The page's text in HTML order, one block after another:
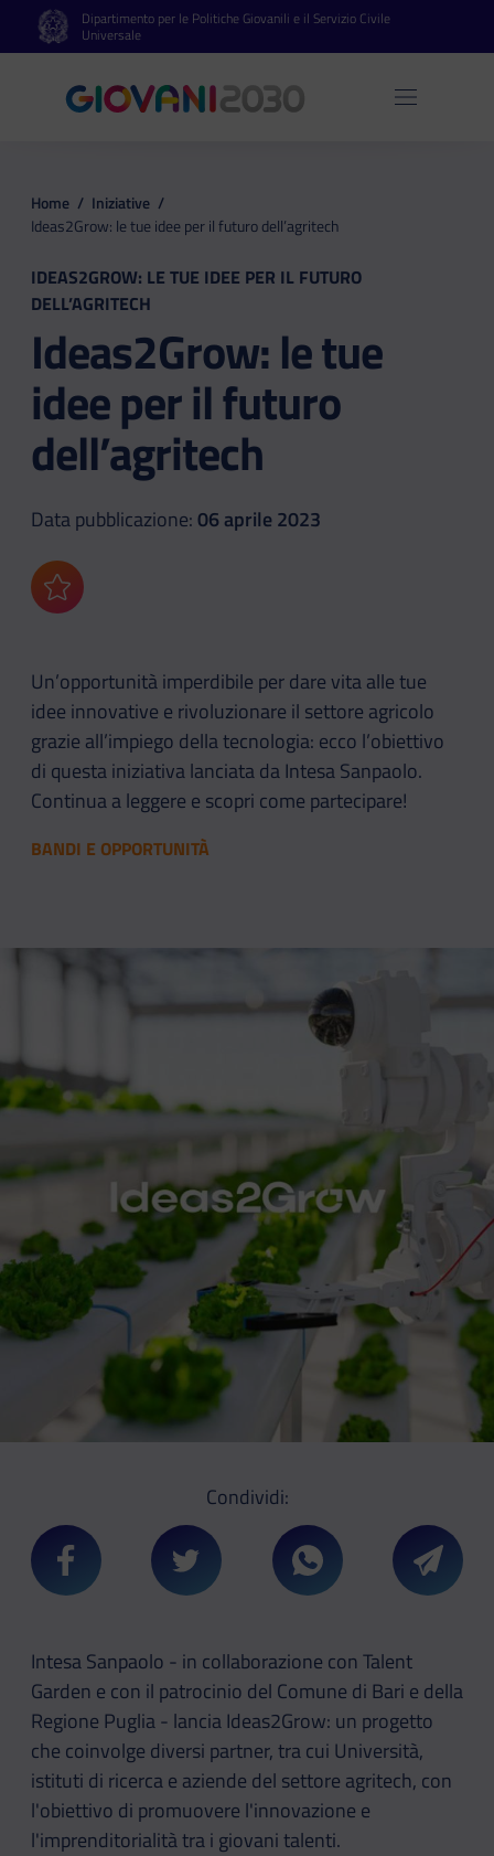
Vai al contenuto principale
Vai al footerDipartimento per le Politiche Giovanili e il Servizio Civile
Universale
Apri
Home / Iniziative /
Ideas2Grow: le tue idee per il futuro dell’agritech
IDEAS2GROW: LE TUE IDEE PER IL FUTURO
DELL’AGRITECH
Ideas2Grow: le tue
idee per il futuro
dell’agritech
Data pubblicazione:06 aprile 2023
Aggiungi ai preferiti
Un’opportunità imperdibile per dare vita alle tue
idee innovative e rivoluzionare il settore agricolo
grazie all’impiego della tecnologia: ecco l’obiettivo
di questa iniziativa lanciata da Intesa Sanpaolo.
Continua a leggere e scopri come partecipare!
BANDI E OPPORTUNITÀ
Condividi:
Condividi su FacebookCondividi su TwitterCondividi su
Intesa Sanpaolo - in collaborazione con Talent
Garden e con il patrocinio del Comune di Bari e della
Regione Puglia - lancia Ideas2Grow: un progetto
che coinvolge diversi partner, tra cui Università,
istituti di ricerca e aziende del settore agritech, con
l'obiettivo di promuovere l'innovazione e
l'imprenditorialità tra i giovani talenti.